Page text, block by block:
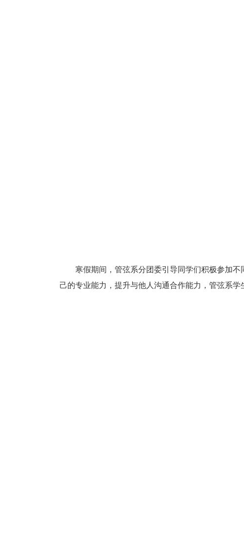
寒假期间，管弦系分团委引导同学们积极参加
己的专业能力，提升与他人沟通合作能力，管弦系